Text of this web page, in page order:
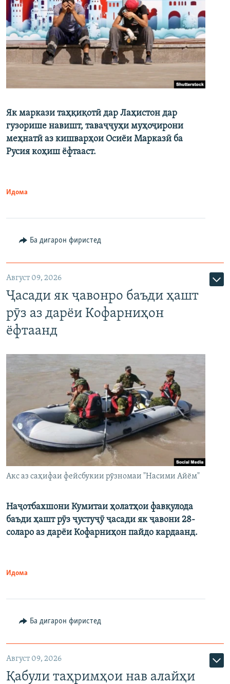
Як маркази таҳқиқотӣ дар Лаҳистон дар
гузорише навишт, таваҷҷуҳи муҳоҷирони
меҳнатӣ аз кишварҳои Осиёи Марказӣ ба
Русия коҳиш ёфтааст.
Идома
Ба дигарон фиристед
Август 09, 2026
Ҷасади як ҷавонро баъди ҳашт
рӯз аз дарёи Кофарниҳон
ёфтаанд
Акс аз саҳифаи фейсбукии рӯзномаи "Насими Айём"
Наҷотбахшони Кумитаи ҳолатҳои фавқулода
баъди ҳашт рӯз ҷустуҷӯ ҷасади як ҷавони 28-
соларо аз дарёи Кофарниҳон пайдо кардаанд.
Идома
Ба дигарон фиристед
Август 09, 2026
Қабули таҳримҳои нав алайҳи